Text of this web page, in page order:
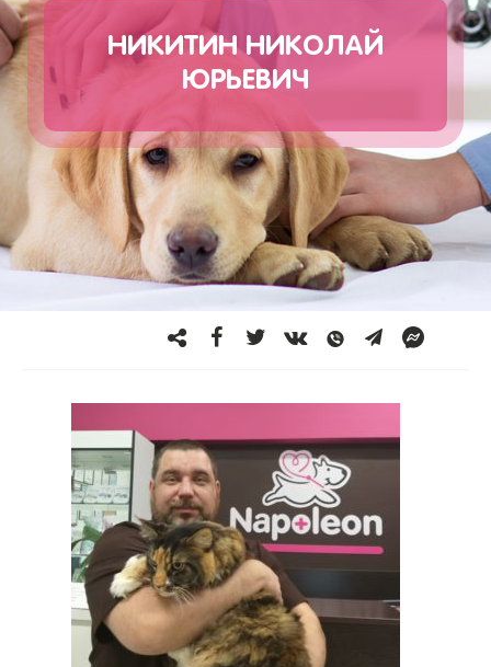
НИКИТИН НИКОЛАЙ
ЮРЬЕВИЧ